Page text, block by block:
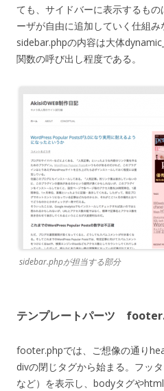
ても、サイドバーに表示するも
ーザが自由に追加していく仕組み
sidebar.phpの内容は大体
関数の呼び出し程度である。
sidebar.phpが担当する部分
テンプレートパーツ
footer.phpでは、ご想像の通り
divの閉じタグから始まる。フッ
など）を表示し、bodyタグや